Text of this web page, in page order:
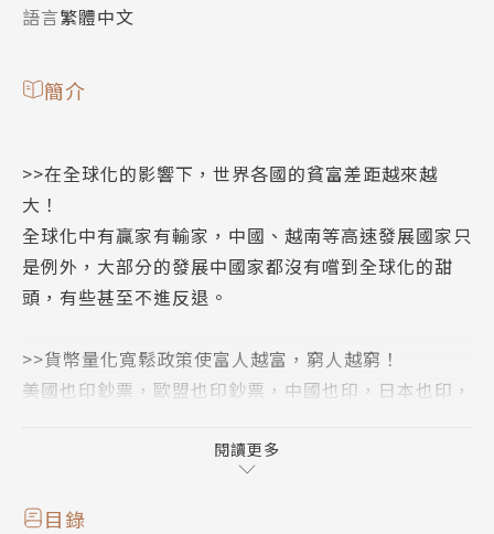
語言繁體中文
簡介
>>在全球化的影響下，世界各國的貧富差距越來越
大！
全球化中有贏家有輸家，中國、越南等高速發展國家只
是例外，大部分的發展中國家都沒有嚐到全球化的甜
頭，有些甚至不進反退。
>>貨幣量化寬鬆政策使富人越富，窮人越窮！
美國也印鈔票，歐盟也印鈔票，中國也印，日本也印，
>>人工智能與其他新技術是否會導致人類大範圍失
閱讀更多
目錄